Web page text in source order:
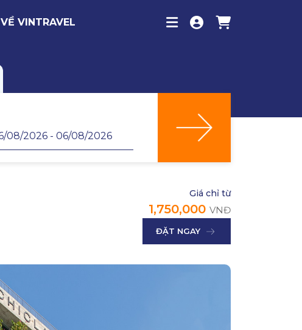
VỀ VINTRAVEL
Giá chỉ từ
1,750,000 VNĐ
ĐẶT NGAY